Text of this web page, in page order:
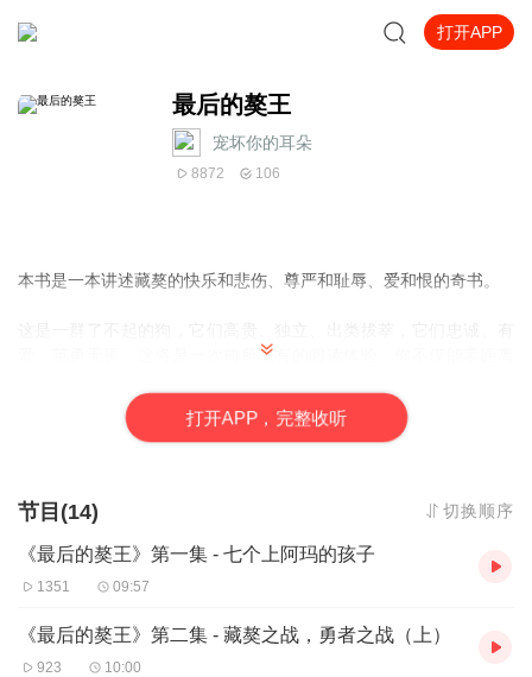
打开APP
最后的獒王
宠坏你的耳朵
8872 106
本书是一本讲述藏獒的快乐和悲伤、尊严和耻辱、爱和恨的奇书。
爱、英勇无畏。这将是一次前所未有的阅读体验，你不仅能零距离
睹最原始的藏地风土人情，聆听古老的藏地神话故事。
打开APP，完整收听
节目(14) 切换顺序
《最后的獒王》第一集 - 七个上阿玛的孩子
1351 09:57
《最后的獒王》第二集 - 藏獒之战，勇者之战（上）
923 10:00